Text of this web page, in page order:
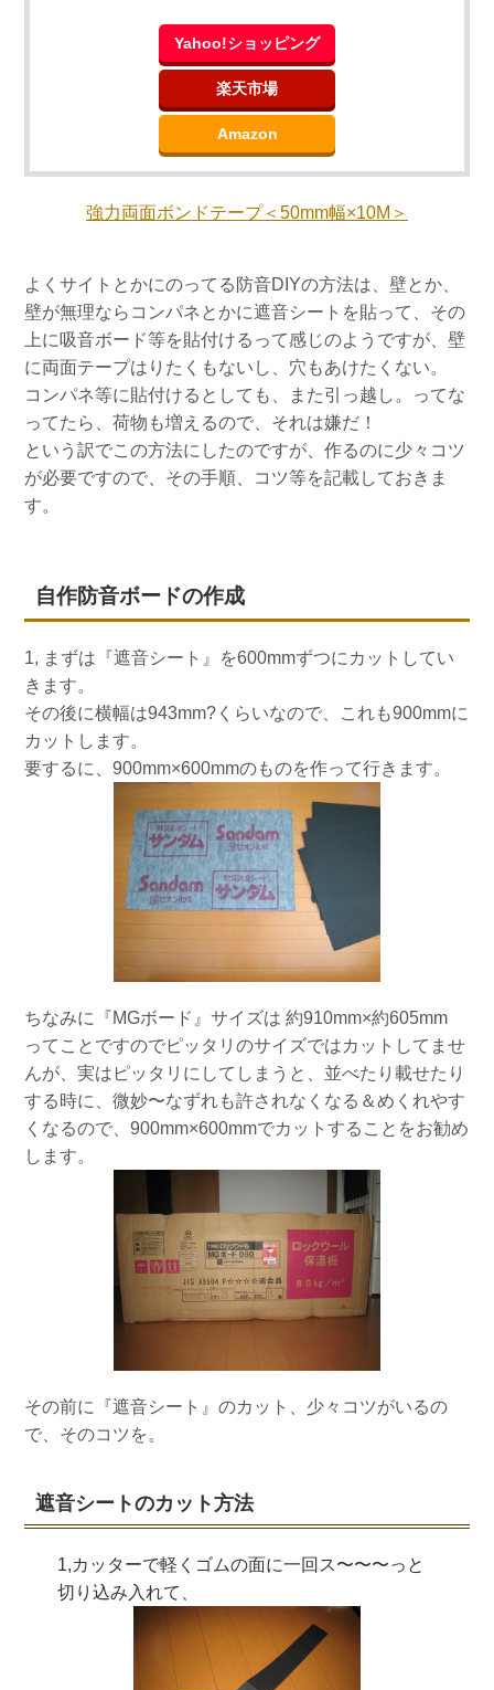
Yahoo!ショッピング
楽天市場
Amazon
強力両面ボンドテープ＜50mm幅×10M＞
よくサイトとかにのってる防音DIYの方法は、壁とか、
壁が無理ならコンパネとかに遮音シートを貼って、その
上に吸音ボード等を貼付けるって感じのようですが、壁
に両面テープはりたくもないし、穴もあけたくない。
コンパネ等に貼付けるとしても、また引っ越し。ってな
ってたら、荷物も増えるので、それは嫌だ！
という訳でこの方法にしたのですが、作るのに少々コツ
が必要ですので、その手順、コツ等を記載しておきま
す。
自作防音ボードの作成
1, まずは『遮音シート』を600mmずつにカットしてい
きます。
その後に横幅は943mm?くらいなので、これも900mmに
カットします。
要するに、900mm×600mmのものを作って行きます。
ちなみに『MGボード』サイズは 約910mm×約605mm
ってことですのでピッタリのサイズではカットしてませ
んが、実はピッタリにしてしまうと、並べたり載せたり
する時に、微妙〜なずれも許されなくなる＆めくれやす
くなるので、900mm×600mmでカットすることをお勧め
します。
その前に『遮音シート』のカット、少々コツがいるの
で、そのコツを。
遮音シートのカット方法
1,カッターで軽くゴムの面に一回ス〜〜〜っと
切り込み入れて、